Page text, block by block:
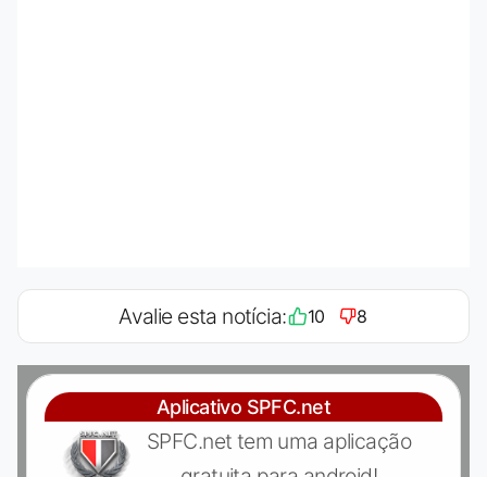
Avalie esta notícia: 10 8
Aplicativo SPFC.net
SPFC.net tem uma aplicação